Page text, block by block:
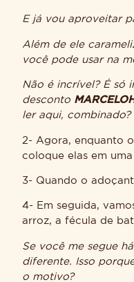
E já vou aproveitar
Além de ele
você pode usar na
Não é incrível? É só
desconto
ler aqui, combinado?
2- Agora, enquanto
coloque elas em uma
3- Quando o
4- Em seguida,
arroz, a fécula de
Se você me segue
diferente. Isso
o motivo?